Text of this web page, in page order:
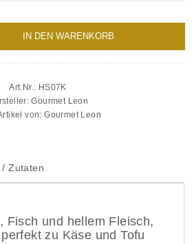
IN DEN WARENKORB
Art.Nr.: HS07K
Gourmet Leon
von: Gourmet Leon
/ Zutaten
Fisch und hellem Fleisch,
zu Käse und Tofu